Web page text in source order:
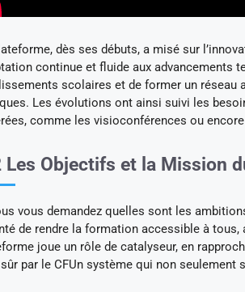
dès ses débuts, a misé sur
continue et fluide aux advancements
scolaires et de former un réseau
Les évolutions ont ainsi suivi les
comme les visioconférences ou
Les Objectifs et la Mission
vous demandez quelles sont les
de rendre la formation accessible à tous,
joue un rôle de catalyseur, en
par le CFUn système qui non